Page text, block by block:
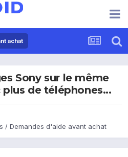
achat
Sony sur le même
de téléphones...
/ Demandes d'aide avant achat